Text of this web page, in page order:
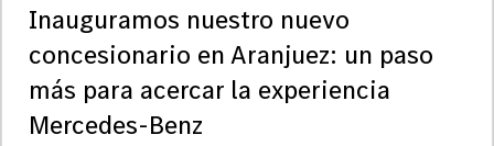
Inauguramos nuestro nuevo
concesionario en Aranjuez: un paso
más para acercar la experiencia
Mercedes-Benz